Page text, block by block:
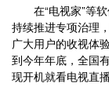
在“电视家”等软
持续推进专项治理
广大用户的收视体
到今年年底，全国
现开机就看电视直播